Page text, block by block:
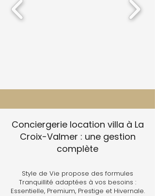
Conciergerie location villa à La
Croix-Valmer : une gestion
complète
Style de Vie propose des formules
Tranquillité adaptées à vos besoins :
Essentielle, Premium, Prestige et Hivernale.